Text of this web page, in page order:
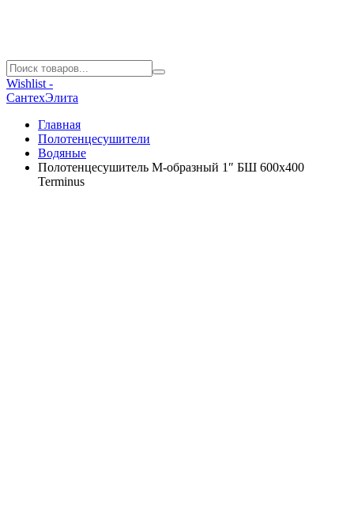
Wishlist -
СантехЭлита
Главная
Полотенцесушители
Водяные
Полотенцесушитель М-образный 1″ БШ 600х400
Terminus